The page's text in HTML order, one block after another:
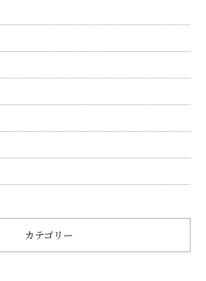
カテゴリー